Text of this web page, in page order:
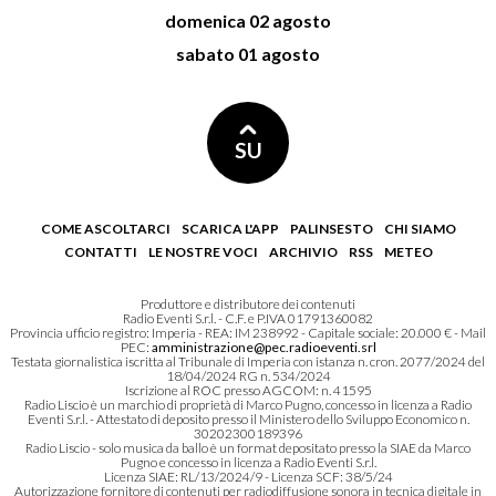
domenica 02 agosto
sabato 01 agosto
SU
COME ASCOLTARCI SCARICA L'APP PALINSESTO
CHI SIAMO
CONTATTI
LE NOSTRE VOCI ARCHIVIO RSS METEO
Produttore e distributore dei contenuti
Radio Eventi S.r.l. - C.F. e P.IVA 01791360082
Provincia ufficio registro: Imperia - REA: IM 238992 - Capitale sociale: 20.000 € - Mail
PEC: amministrazione@pec.radioeventi.srl
Testata giornalistica iscritta al Tribunale di Imperia con istanza n. cron. 2077/2024 del
18/04/2024 RG n. 534/2024
Iscrizione al ROC presso AGCOM: n. 41595
Radio Liscio è un marchio di proprietà di Marco Pugno, concesso in licenza a Radio
Eventi S.r.l. - Attestato di deposito presso il Ministero dello Sviluppo Economico n.
30202300189396
Radio Liscio - solo musica da ballo è un format depositato presso la SIAE da Marco
Pugno e concesso in licenza a Radio Eventi S.r.l.
Licenza SIAE: RL/13/2024/9 - Licenza SCF: 38/5/24
Autorizzazione fornitore di contenuti per radiodiffusione sonora in tecnica digitale in